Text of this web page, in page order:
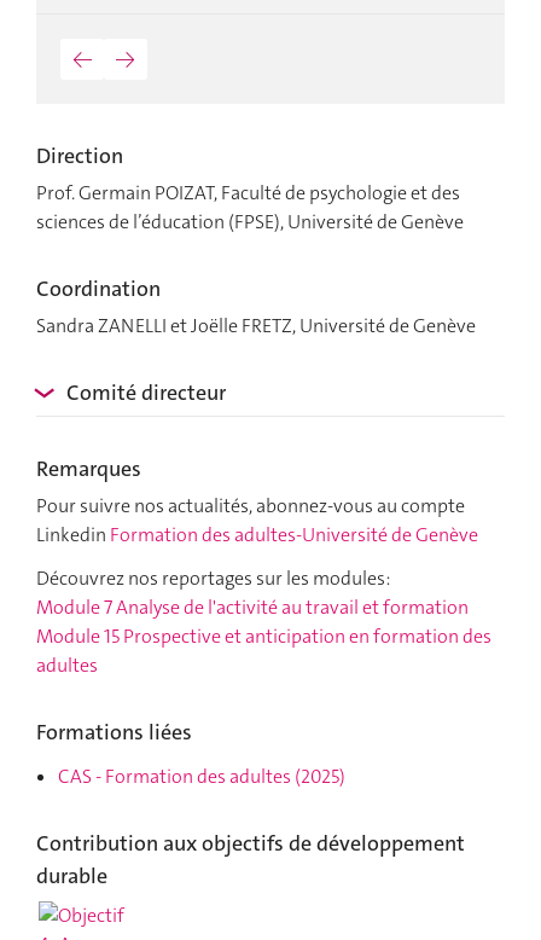
← →
Direction
Prof. Germain POIZAT, Faculté de psychologie et des
sciences de l’éducation (FPSE), Université de Genève
Coordination
Sandra ZANELLI et Joëlle FRETZ, Université de Genève
Comité directeur
Remarques
Pour suivre nos actualités, abonnez-vous au compte
Linkedin Formation des adultes-Université de Genève
Découvrez nos reportages sur les modules:
Module 7 Analyse de l'activité au travail et formation
Module 15 Prospective et anticipation en formation des
adultes
Formations liées
CAS-Formation des adultes (2025)
Contribution aux objectifs de développement
durable